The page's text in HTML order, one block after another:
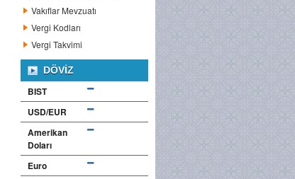
Vakıflar Mevzuatı
Vergi Kodları
Vergi Takvimi
DÖVIZ
BIST
USD/EUR
Amerikan
Doları
Euro